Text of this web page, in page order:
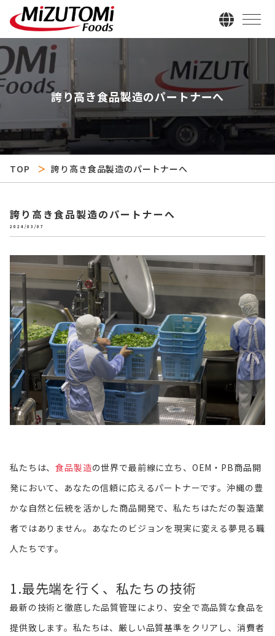
誇り高き食品製造のパートナーへ
TOP 誇り高き食品製造のパートナーへ
誇り高き食品製造のパートナーへ
2024/03/07
私たちは、食品製造の世界で最前線に立ち、OEM・PB商品開
発において、あなたの信頼に応えるパートナーです。沖縄の豊
かな自然と伝統を活かした商品開発で、私たちはただの製造業
者ではありません。あなたのビジョンを現実に変える夢見る職
人たちです。
1.最先端を行く、私たちの技術
最新の技術と徹底した品質管理により、安全で高品質な食品を
提供致します。私たちは、厳しい品質基準をクリアし、消費者